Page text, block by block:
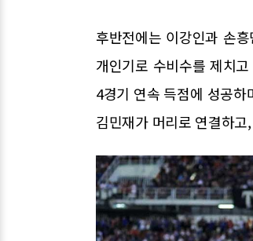
후반전에는 이강인과 손
개인기로 수비수를 제치
4경기 연속 득점에 성공
김민재가 머리로 연결하